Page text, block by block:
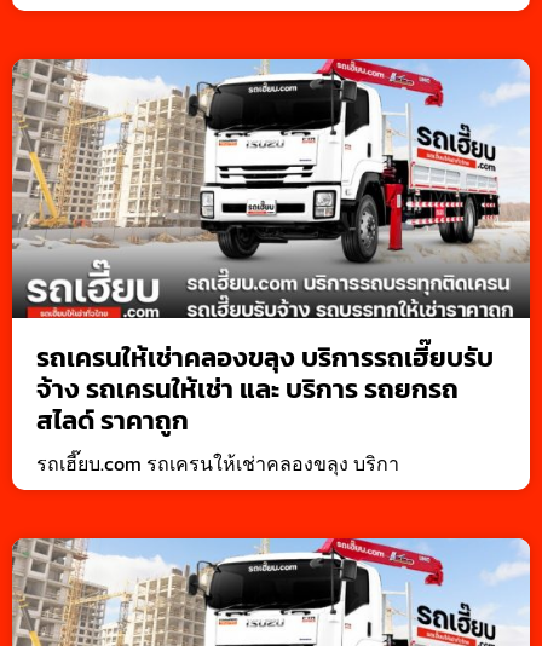
รถเครนให้เช่าคลองขลุง บริการรถเฮี๊ยบรับ
จ้าง รถเครนให้เช่า และ บริการ รถยกรถ
สไลด์ ราคาถูก
รถเฮี๊ยบ.com รถเครนให้เช่าคลองขลุง บริกา